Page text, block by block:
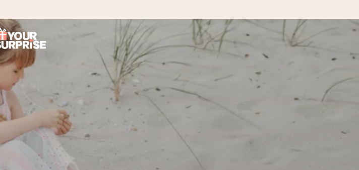
richtigen Zeitpunkt überreichen kannst, wenn es am meisten
aller Länder, in die wir versenden).